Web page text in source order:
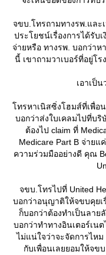
จขบ.โทรถามทางรพ.และ
ประโยชน์เรื่องการได้รับ
จ่ายหรือ ทางรพ. บอกว่า
นี้ เขาถามวาเบอร์ที่อยู่โร
เอาเป็น
ทรหาเนิสซิ่งโฮมส์ที่เพื่อน
บอกว่าส่งใบเคลมไปที่บริ
ต้องไป claim ที่
Medicare Part B จ่าย
ความร่วมมืออย่างดี คุณ
จขบ.โทรไปที่ United
บอกว่าอนุญาติให้จขบคุยเ
ก็บอกว่าต้องทำเป็นลาย
บอกว่าทำทางอินเตอร์เน
ไม่แน่ใจว่าจะจัดการไห
กับเพื่อนเลยยอมให้จข